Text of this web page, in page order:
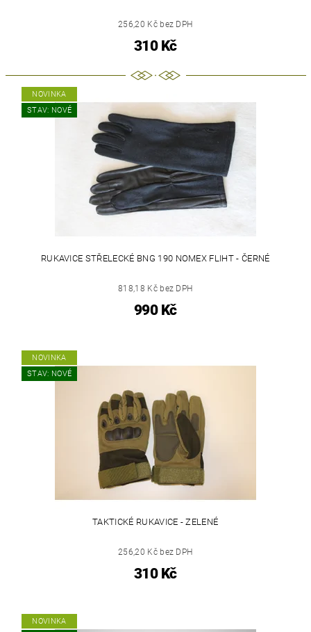
256,20 Kč bez DPH
310 Kč
NOVINKA
STAV: NOVÉ
RUKAVICE STŘELECKÉ BNG 190 NOMEX FLIHT - ČERNÉ
818,18 Kč bez DPH
990 Kč
NOVINKA
STAV: NOVÉ
TAKTICKÉ RUKAVICE - ZELENÉ
256,20 Kč bez DPH
310 Kč
NOVINKA